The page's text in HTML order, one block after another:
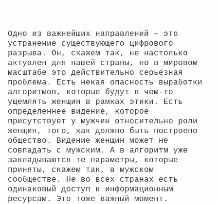
Одно из важнейших направлений – это
устранение существующего цифрового
разрыва. Он, скажем так, не настолько
актуален для нашей страны, но в мировом
масштабе это действительно серьезная
проблема. Есть некая опасность выработки
алгоритмов, которые будут в чем-то
ущемлять женщин в рамках этики. Есть
определеннее видение, которое
присутствует у мужчин относительно роли
женщин, того, как должно быть построено
общество. Видение женщин может не
совпадать с мужским. А в алгоритм уже
закладываются те параметры, которые
приняты, скажем так, в мужском
сообществе. Не во всех странах есть
одинаковый доступ к информационным
ресурсам. Это тоже важный момент.